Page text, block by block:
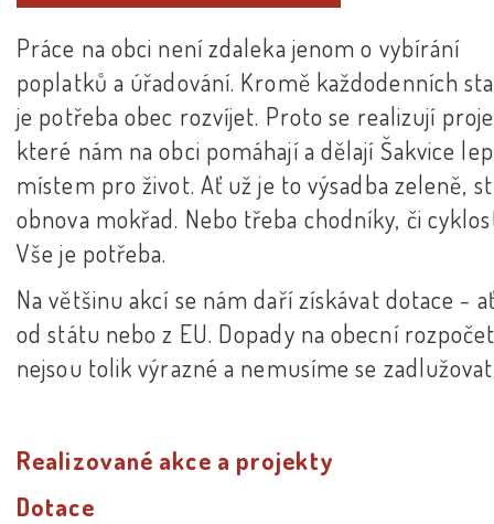
Práce na obci není zdaleka jenom o vybírání
poplatků a úřadování. Kromě každodenních
je potřeba obec rozvíjet. Proto se realizují
které nám na obci pomáhají a dělají Šakvice
místem pro život. Ať už je to výsadba zeleně,
obnova mokřad. Nebo třeba chodníky, či
Vše je potřeba.
Na většinu akcí se nám daří získávat dotace -
od státu nebo z EU. Dopady na obecní
nejsou tolik výrazné a nemusíme se
Realizované akce a projekty
Dotace